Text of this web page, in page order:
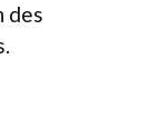
des